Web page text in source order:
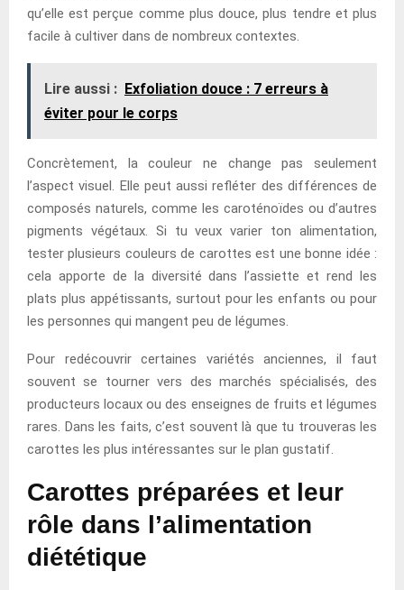
qu’elle est perçue comme plus douce, plus tendre et plus
facile à cultiver dans de nombreux contextes.
Lire aussi : Exfoliation douce : 7 erreurs à
éviter pour le corps
Concrètement, la couleur ne change pas seulement
l’aspect visuel. Elle peut aussi refléter des différences de
composés naturels, comme les caroténoïdes ou d’autres
pigments végétaux. Si tu veux varier ton alimentation,
tester plusieurs couleurs de carottes est une bonne idée :
cela apporte de la diversité dans l’assiette et rend les
plats plus appétissants, surtout pour les enfants ou pour
les personnes qui mangent peu de légumes.
Pour redécouvrir certaines variétés anciennes, il faut
souvent se tourner vers des marchés spécialisés, des
producteurs locaux ou des enseignes de fruits et légumes
rares. Dans les faits, c’est souvent là que tu trouveras les
carottes les plus intéressantes sur le plan gustatif.
Carottes préparées et leur
rôle dans l’alimentation
diététique